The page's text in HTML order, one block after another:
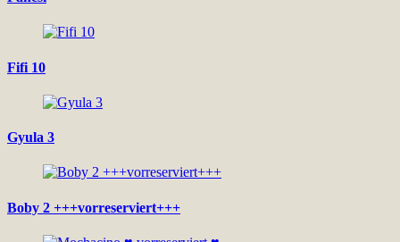
Fifi 10
Gyula 3
Boby 2 +++vorreserviert+++